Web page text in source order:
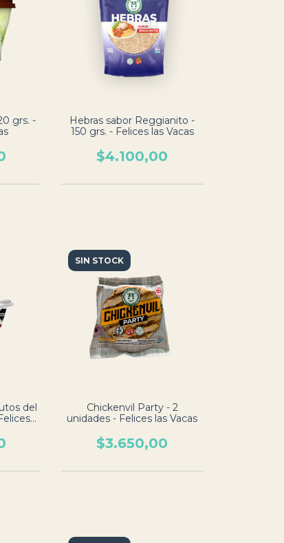
grs. -
Hebras sabor Reggianito -
150 grs. - Felices las Vacas
$4.100,00
del
SIN STOCK
Chickenvil Party - 2
unidades - Felices las Vacas
$3.650,00